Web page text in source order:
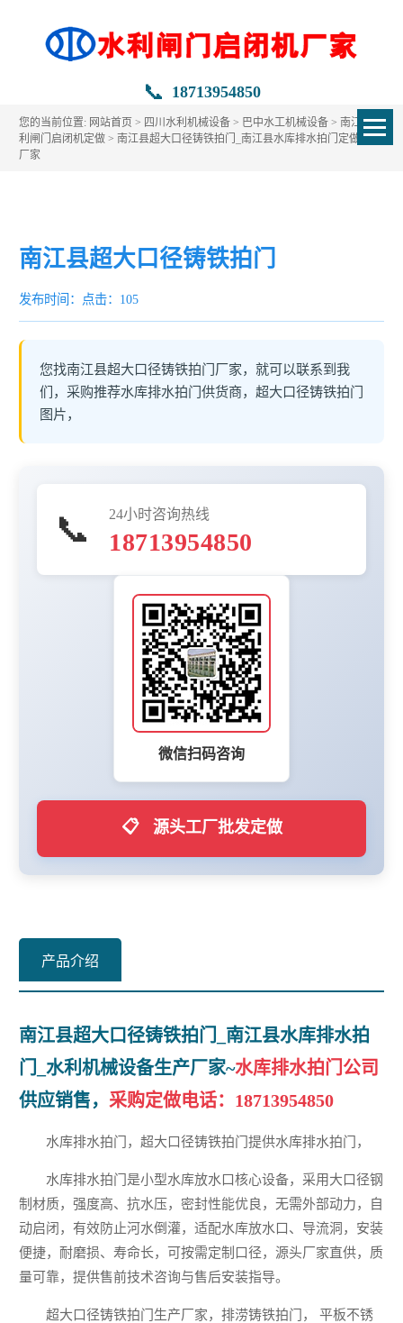
📞 18713954850
您的当前位置: 网站首页 > 四川水利机械设备 > 巴中水工机械设备 > 南江县水
利闸门启闭机定做 > 南江县超大口径铸铁拍门_南江县水库排水拍门定做生产
厂家
南江县超大口径铸铁拍门
发布时间： 点击：105
您找南江县超大口径铸铁拍门厂家，就可以联系到我
们，采购推荐水库排水拍门供货商，超大口径铸铁拍门
图片，
📞 24小时咨询热线
18713954850
微信扫码咨询
📋 源头工厂批发定做
产品介绍
南江县超大口径铸铁拍门_南江县水库排水拍
门_水利机械设备生产厂家~水库排水拍门公司
供应销售，采购定做电话： 18713954850
水库排水拍门，超大口径铸铁拍门提供水库排水拍门，
水库排水拍门是小型水库放水口核心设备，采用大口径钢
制材质，强度高、抗水压，密封性能优良，无需外部动力，自
动启闭，有效防止河水倒灌，适配水库放水口、导流洞，安装
便捷，耐磨损、寿命长，可按需定制口径，源头厂家直供，质
量可靠，提供售前技术咨询与售后安装指导。
超大口径铸铁拍门生产厂家，排涝铸铁拍门， 平板不锈